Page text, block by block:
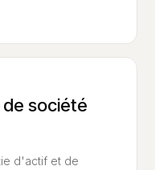
de société
d'actif et de